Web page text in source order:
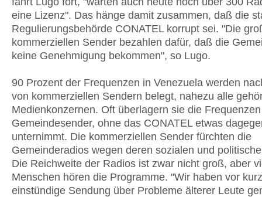
eine Lizenz". Das hänge damit zusammen, daß die
Regulierungsbehörde CONATEL korrupt sei. "Die
kommerziellen Sender bezahlen dafür, daß die
keine Genehmigung bekommen", so Lugo.
90 Prozent der Frequenzen in Venezuela werden
von kommerziellen Sendern belegt, nahezu alle
Medienkonzernen. Oft überlagern sie die
Gemeindesender, ohne das CONATEL etwas
unternimmt. Die kommerziellen Sender fürchten die
Gemeinderadios wegen deren sozialen und
Die Reichweite der Radios ist zwar nicht groß, aber
Menschen hören die Programme. "Wir haben vor
einstündige Sendung über Probleme älterer Leute